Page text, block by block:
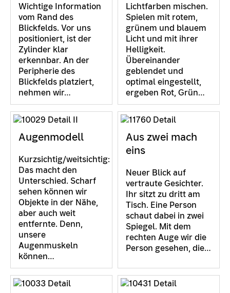
Wichtige Information
vom Rand des
Blickfelds. Vor uns
positioniert, ist der
Zylinder klar
erkennbar. An der
Peripherie des
Blickfelds platziert,
nehmen wir…
Lichtfarben mischen.
Spielen mit rotem,
grünem und blauem
Licht und mit ihrer
Helligkeit.
Übereinander
geblendet und
optimal eingestellt,
ergeben Rot, Grün…
Augenmodell
Kurzsichtig/weitsichtig:
Das macht den
Unterschied. Scharf
sehen können wir
Objekte in der Nähe,
aber auch weit
entfernte. Denn,
unsere
Augenmuskeln
können…
Aus zwei mach
eins
Neuer Blick auf
vertraute Gesichter.
Ihr sitzt zu dritt am
Tisch. Eine Person
schaut dabei in zwei
Spiegel. Mit dem
rechten Auge wir die
Person gesehen, die…